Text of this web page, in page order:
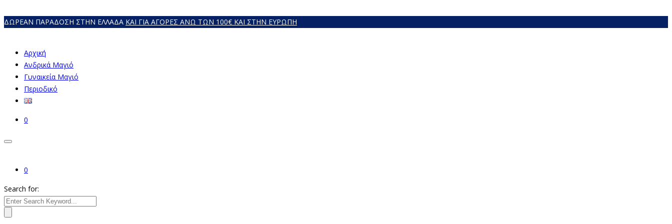
ΔΩΡΕΑΝ ΠΑΡΑΔΟΣΗ ΣΤΗΝ ΕΛΛΑΔΑ ΚΑΙ ΓΙΑ ΑΓΟΡΕΣ ΑΝΩ ΤΩΝ 100€ ΚΑΙ ΣΤΗΝ ΕΥΡΩΠΗ
Αρχική
Ανδρικά Μαγιό
Γυναικεία Mαγιό
Περιοδικό
0
0
Search for: